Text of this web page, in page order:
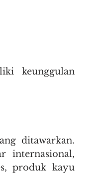
keunggulan
ditawarkan.
internasional,
produk kayu